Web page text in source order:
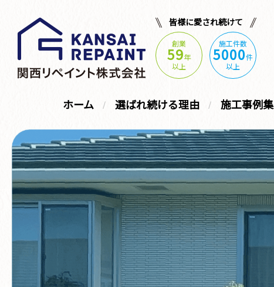
皆様に愛され続けて
創業
59年
以上
施工件数
5000件
以上
ホーム 選ばれ続ける理由 施工事例集